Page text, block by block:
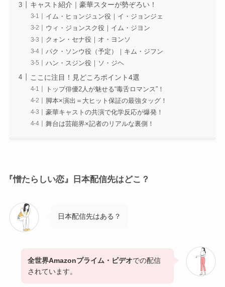
キャスト紹介｜豪華スターが勢ぞろい！
イム・ヒョンジュン役｜イ・ジョンジェ
ウィ・ジョンスク役｜イム・ジヨン
クォン・セナ役｜オ・ヨンソ
パク・ソンウ役（予定）｜キム・ジフン
ハン・スジン役｜ソ・ジヘ
ここに注目！見どころポイント4選
トップ俳優2人が魅せる“毒舌ロマンス”！
脚本×演出＝大ヒット保証の最強タッグ！
豪華キャストの共演で化学反応が爆発！
舞台は芸能界×記者のリアルな裏側！
『憎たらしい恋』日本配信先はどこ？
日本配信先はある？
全世界Amazonプライム・ビデオでの配信
されています。